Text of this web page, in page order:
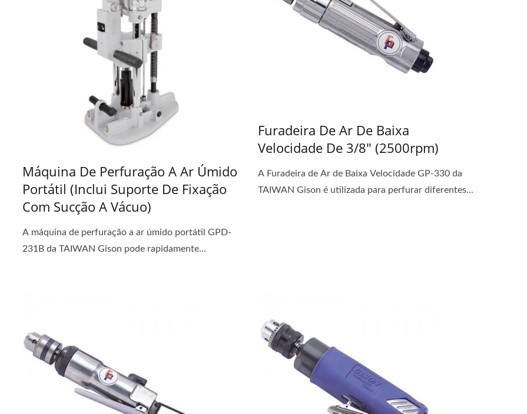
Máquina De Perfuração A Ar Úmido
Portátil (inclui Suporte De Fixação
Com Sucção A Vácuo)
A máquina de perfuração a ar úmido portátil GPD-
231B da TAIWAN Gison pode rapidamente...
Furadeira De Ar De Baixa
Velocidade De 3/8" (2500rpm)
A Furadeira de Ar de Baixa Velocidade GP-330 da
TAIWAN Gison é utilizada para perfurar diferentes...